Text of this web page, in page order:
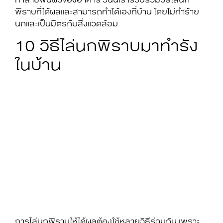
พิราบที่ได้ผลและสามารถทำได้เองที่บ้าน โดยไม่ทำร้าย
นกและเป็นมิตรกับสิ่งแวดล้อม
10 วิธีไล่นกพิราบมาทำรัง
ในบ้าน